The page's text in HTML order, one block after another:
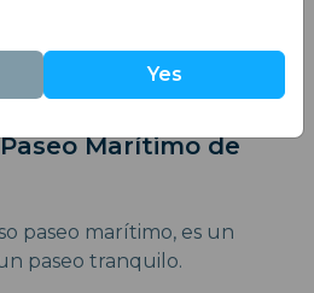
o Dorsoduro, accesibles a
Paseo Marítimo de
paseo marítimo, es un
paseo tranquilo.
Yes